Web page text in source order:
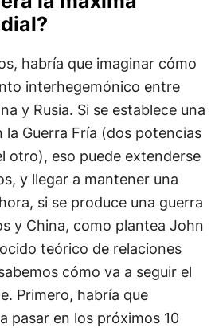
habría que imaginar cómo
interhegemónico entre
y Rusia. Si se establece una
Guerra Fría (dos potencias
otro), eso puede extenderse
y llegar a mantener una
si se produce una guerra
y China, como plantea John
teórico de relaciones
cómo va a seguir el
Primero, habría que
pasar en los próximos 10